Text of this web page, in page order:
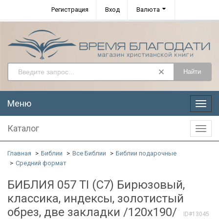
Регистрация Вход Валюта
Найти
Меню
Меню
Каталог
Главная Библии Все Библии
Библии подарочные
Средний формат
БИБЛИЯ 057 TI (С7) Бирюзовый,
классика, индексы, золотистый
обрез, две закладки /120х190/
ID#13045